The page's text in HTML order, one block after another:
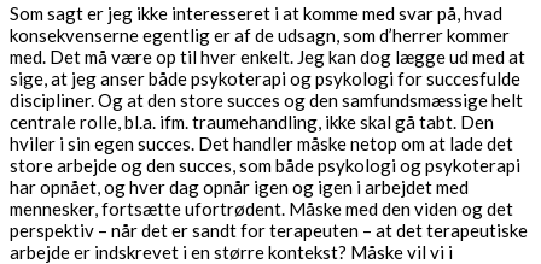
Som sagt er jeg ikke interesseret i at komme med svar på, hvad
konsekvenserne egentlig er af de udsagn, som d’herrer kommer
med. Det må være op til hver enkelt. Jeg kan dog lægge ud med at
sige, at jeg anser både psykoterapi og psykologi for succesfulde
discipliner. Og at den store succes og den samfundsmæssige helt
centrale rolle, bl.a. ifm. traumehandling, ikke skal gå tabt. Den
hviler i sin egen succes. Det handler måske netop om at lade det
store arbejde og den succes, som både psykologi og psykoterapi
har opnået, og hver dag opnår igen og igen i arbejdet med
mennesker, fortsætte ufortrødent. Måske med den viden og det
perspektiv – når det er sandt for terapeuten – at det terapeutiske
arbejde er indskrevet i en større kontekst? Måske vil vi i